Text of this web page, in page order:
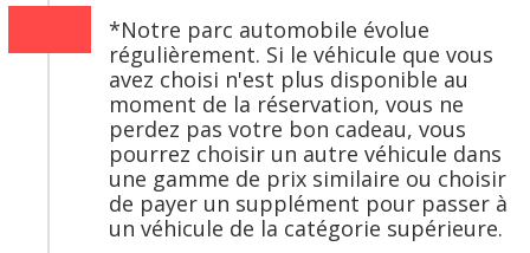
*Notre parc automobile évolue
régulièrement. Si le véhicule que vous
avez choisi n'est plus disponible au
moment de la réservation, vous ne
perdez pas votre bon cadeau, vous
pourrez choisir un autre véhicule dans
une gamme de prix similaire ou choisir
de payer un supplément pour passer à
un véhicule de la catégorie supérieure.